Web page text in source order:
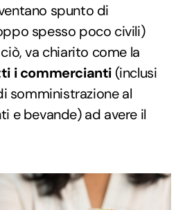
spunto di
spesso poco civili)
va chiarito come la
i commercianti (inclusi
somministrazione al
e bevande) ad avere il